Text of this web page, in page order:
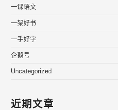
一课语文
一架好书
一手好字
企鹅号
Uncategorized
近期文章